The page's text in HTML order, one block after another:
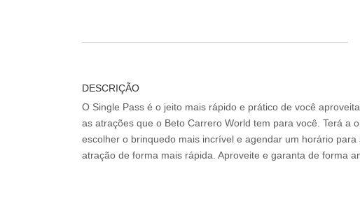
DESCRIÇÃO
O Single Pass é o jeito mais rápido e prático de você
as atrações que o Beto Carrero World tem para você. Terá a
escolher o brinquedo mais incrível e agendar um horário para
atração de forma mais rápida. Aproveite e garanta de forma